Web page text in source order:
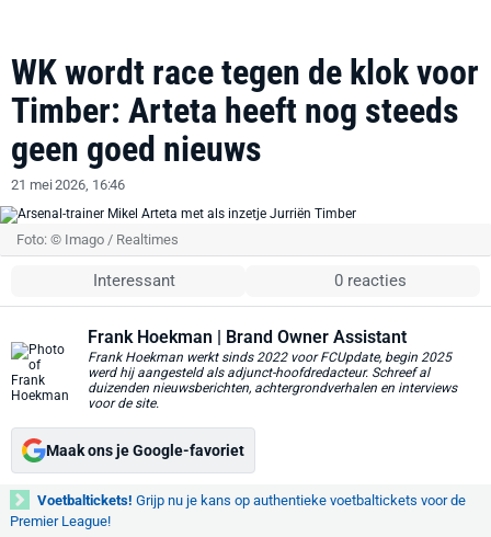
WK wordt race tegen de klok voor
Timber: Arteta heeft nog steeds
geen goed nieuws
21 mei 2026, 16:46
Foto: © Imago / Realtimes
Interessant 0 reacties
Frank Hoekman | Brand Owner Assistant
Frank Hoekman werkt sinds 2022 voor FCUpdate, begin 2025
werd hij aangesteld als adjunct-hoofdredacteur. Schreef al
duizenden nieuwsberichten, achtergrondverhalen en interviews
voor de site.
Maak ons je Google-favoriet
Voetbaltickets! Grijp nu je kans op authentieke voetbaltickets voor de
Premier League!